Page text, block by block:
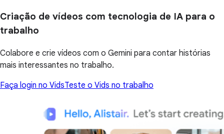
Criação de vídeos com tecnologia de IA para o
trabalho
Colabore e crie vídeos com o Gemini para contar histórias
mais interessantes no trabalho.
Faça login no VidsTeste o Vids no trabalho